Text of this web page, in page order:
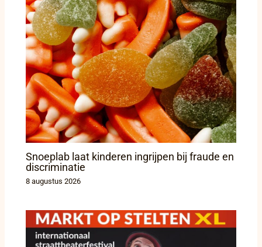
Snoeplab laat kinderen ingrijpen bij fraude en
discriminatie
8 augustus 2026